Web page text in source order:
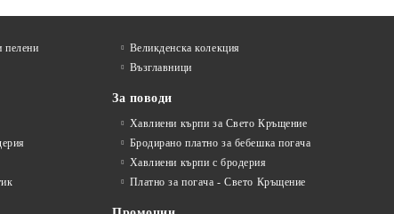
пелени
Великденска колекция
Възглавници
За поводи
Хавлиени кърпи за Свето Кръщение
Бродирано платно за бебешка погача
Хавлиени кърпи с бродерия
Платно за погача - Свето Кръщение